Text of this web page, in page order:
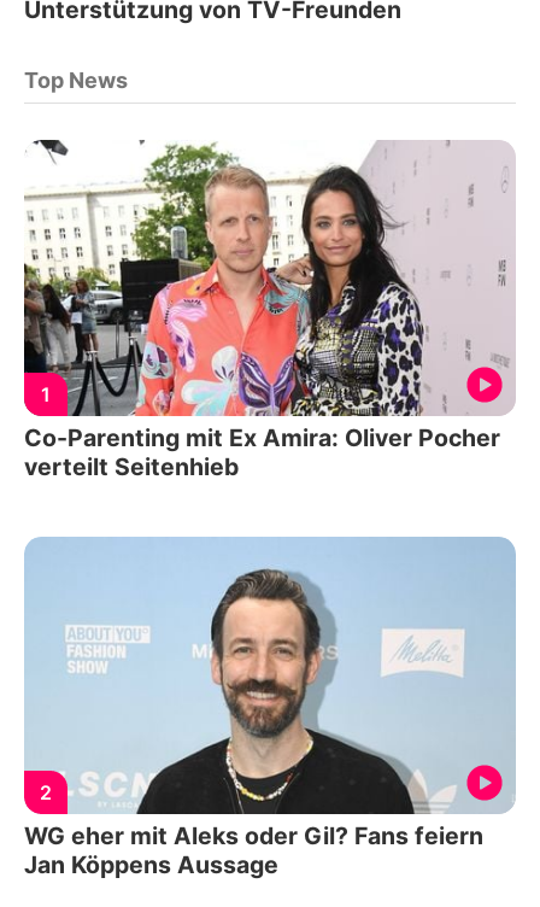
Unterstützung von TV-Freunden
Top News
1
Co-Parenting mit Ex Amira: Oliver Pocher
verteilt Seitenhieb
2
WG eher mit Aleks oder Gil? Fans feiern
Jan Köppens Aussage